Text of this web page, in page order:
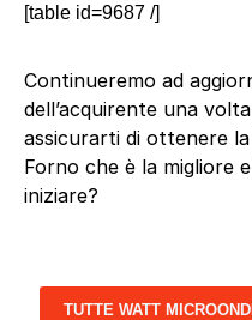
[table id=9687 /]
Continueremo ad
dell’acquirente una
assicurarti di ottenere
Forno che è la migliore
iniziare?
TUTTE WATT